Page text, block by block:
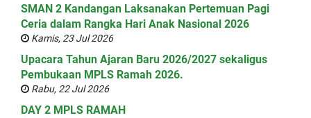
SMAN 2 Kandangan Laksanakan Pertemuan Pagi
Ceria dalam Rangka Hari Anak Nasional 2026
Kamis, 23 Jul 2026
Upacara Tahun Ajaran Baru 2026/2027 sekaligus
Pembukaan MPLS Ramah 2026.
Rabu, 22 Jul 2026
DAY 2 MPLS RAMAH